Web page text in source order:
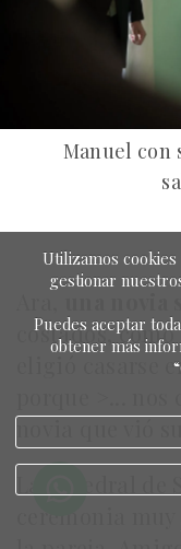
Manuel con
costados,
eligió casarse
novia que vió
La Catedral de
ceremonia
Utilizamos
gestionar
Puedes aceptar
obtener más